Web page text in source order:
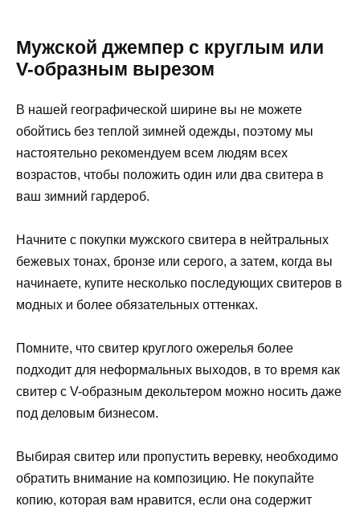
Мужской джемпер с круглым или
V-образным вырезом
В нашей географической ширине вы не можете
обойтись без теплой зимней одежды, поэтому мы
настоятельно рекомендуем всем людям всех
возрастов, чтобы положить один или два свитера в
ваш зимний гардероб.
Начните с покупки мужского свитера в нейтральных
бежевых тонах, бронзе или серого, а затем, когда вы
начинаете, купите несколько последующих свитеров в
модных и более обязательных оттенках.
Помните, что свитер круглого ожерелья более
подходит для неформальных выходов, в то время как
свитер с V-образным декольтером можно носить даже
под деловым бизнесом.
Выбирая свитер или пропустить веревку, необходимо
обратить внимание на композицию. Не покупайте
копию, которая вам нравится, если она содержит